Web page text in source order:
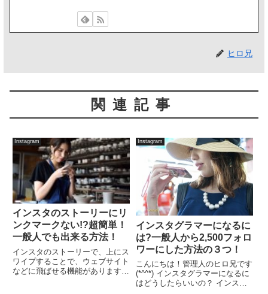
ヒロ兄
関連記事
Instagram
インスタのストーリーにリ
ンクマークない!?超簡単！
一般人でも出来る方法！
インスタのストーリーで、上にス
ワイプすることで、ウェブサイト
などに飛ばせる機能がありますよ
Instagram
インスタグラマーになるに
は?一般人から2,500フォロ
ワーにした方法の３つ！
こんにちは！管理人のヒロ兄です
(*^^*) インスタグラマーになるに
はどうしたらいいの？ インスタ